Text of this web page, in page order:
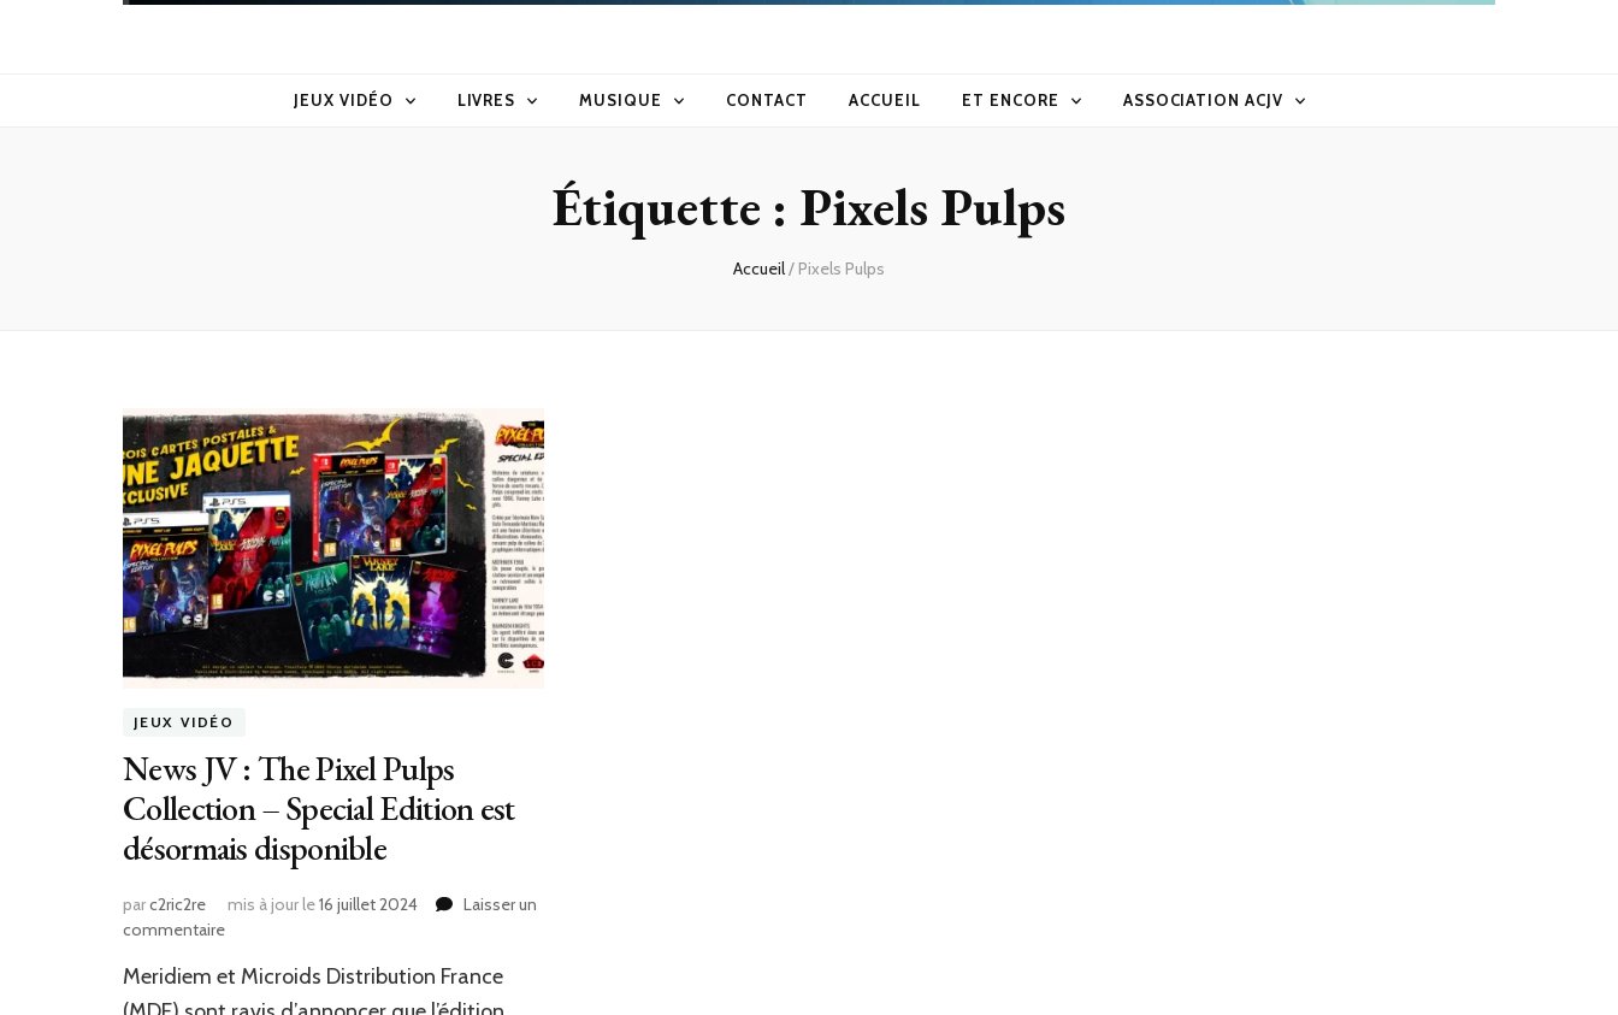
Raoul le blog
JEUX VIDÉO LIVRES MUSIQUE CONTACT ACCUEIL ET ENCORE ASSOCIATION ACJV
Étiquette : Pixels Pulps
Accueil/ Pixels Pulps
JEUX VIDÉO
News JV : The Pixel Pulps
Collection – Special Edition est
désormais disponible
parc2ric2re mis à jour le16 juillet 2024
Laisser un
commentairesur
JV
:
Meridiem et Microids Distribution France